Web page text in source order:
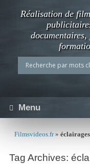
Réalisation de
Menu
Filmsvideos.fr» éclairages
Tag Archives: